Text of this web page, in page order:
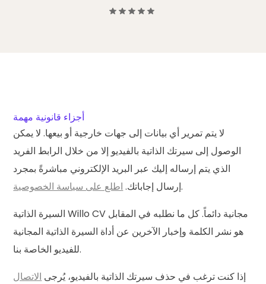
أجزاء قانونية مهمة
لا يتم تمرير أي بيانات إلى جهات خارجية أو بيعها. لا يمكن
الوصول إلى سيرتك الذاتية بالفيديو إلا من خلال الرابط الفريد
الذي يتم إرساله إليك عبر البريد الإلكتروني مباشرةً بمجرد
إرسال إجاباتك. اطلع على سياسة الخصوصية
.
السيرة الذاتية Willo CV
مجانية دائماً. كل ما نطلبه في المقابل
هو نشر الكلمة وإخبار الآخرين عن أداة السيرة الذاتية المجانية
للفيديو الخاصة بنا.
إذا كنت ترغب في حذف سيرتك الذاتية بالفيديو، يُرجى الاتصال